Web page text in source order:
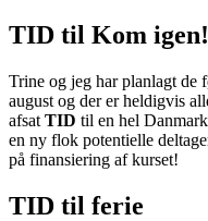
TID til Kom igen!
Trine og jeg har planlagt de
august og der er heldigvis
afsat TID til en hel
en ny flok potentielle
på finansiering af kurset!
TID til ferie